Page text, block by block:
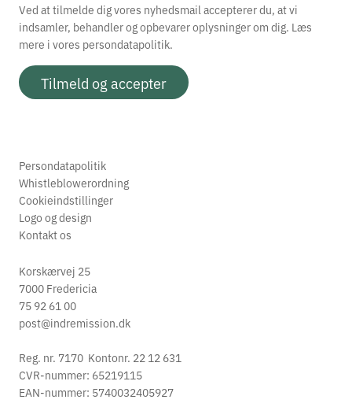
Ved at tilmelde dig vores nyhedsmail accepterer du, at vi
indsamler, behandler og opbevarer oplysninger om dig. Læs
mere i vores persondatapolitik.
Tilmeld og accepter
Persondatapolitik
Whistleblowerordning
Cookieindstillinger
Logo og design
Kontakt os
Korskærvej 25
7000 Fredericia
75 92 61 00
post@indremission.dk
Reg. nr. 7170 Kontonr. 22 12 631
CVR-nummer: 65219115
EAN-nummer: 5740032405927